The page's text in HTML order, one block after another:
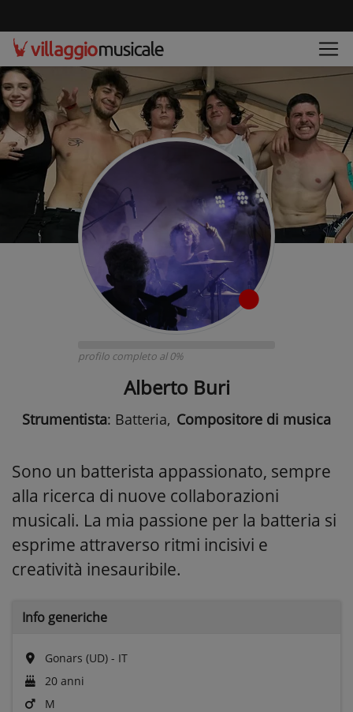
profilo completo al 0%
Alberto Buri
Strumentista: Batteria, Compositore di musica
Sono un batterista appassionato, sempre
alla ricerca di nuove collaborazioni
musicali. La mia passione per la batteria si
esprime attraverso ritmi incisivi e
creatività inesauribile.
Info generiche
Gonars (UD) - IT
20 anni
M